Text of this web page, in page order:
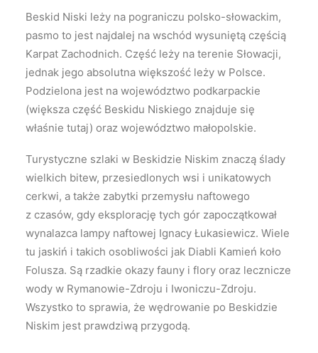
Beskid Niski leży na pograniczu polsko-słowackim,
pasmo to jest najdalej na wschód wysuniętą częścią
Karpat Zachodnich. Część leży na terenie Słowacji,
jednak jego absolutna większość leży w Polsce.
Podzielona jest na województwo podkarpackie
(większa część Beskidu Niskiego znajduje się
właśnie tutaj) oraz województwo małopolskie.
Turystyczne szlaki w Beskidzie Niskim znaczą ślady
wielkich bitew, przesiedlonych wsi i unikatowych
cerkwi, a także zabytki przemysłu naftowego
z czasów, gdy eksplorację tych gór zapoczątkował
wynalazca lampy naftowej Ignacy Łukasiewicz. Wiele
tu jaskiń i takich osobliwości jak Diabli Kamień koło
Folusza. Są rzadkie okazy fauny i flory oraz lecznicze
wody w Rymanowie-Zdroju i Iwoniczu-Zdroju.
Wszystko to sprawia, że wędrowanie po Beskidzie
Niskim jest prawdziwą przygodą.